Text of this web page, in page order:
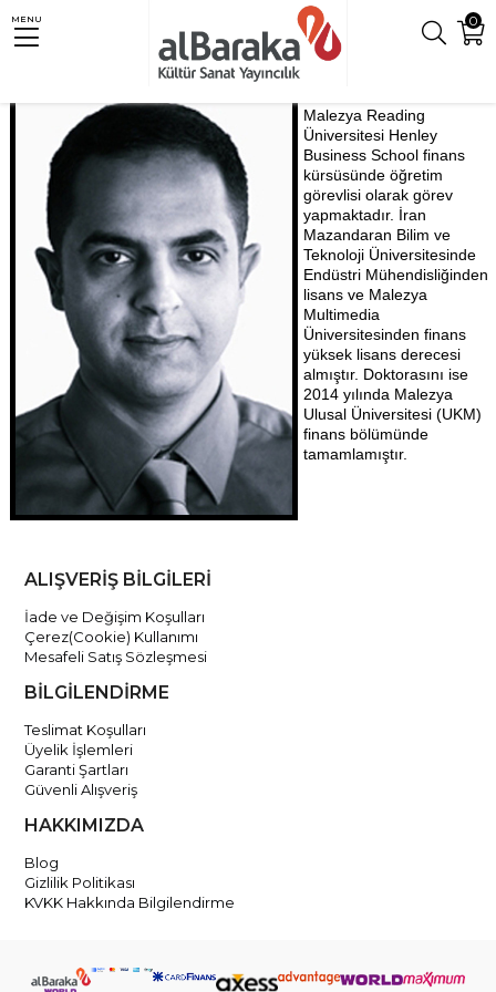
0
MENU
Malezya Reading
Üniversitesi Henley
Business School finans
kürsüsünde öğretim
görevlisi olarak görev
yapmaktadır. İran
Mazandaran Bilim ve
Teknoloji Üniversitesinde
Endüstri Mühendisliğinden
lisans ve Malezya
Multimedia
Üniversitesinden finans
yüksek lisans derecesi
almıştır. Doktorasını ise
2014 yılında Malezya
Ulusal Üniversitesi (UKM)
finans bölümünde
tamamlamıştır.
ALIŞVERİŞ BİLGİLERİ
İade ve Değişim Koşulları
Çerez(Cookie) Kullanımı
Mesafeli Satış Sözleşmesi
BİLGİLENDİRME
Teslimat Koşulları
Üyelik İşlemleri
Garanti Şartları
Güvenli Alışveriş
HAKKIMIZDA
Blog
Gizlilik Politikası
KVKK Hakkında Bilgilendirme